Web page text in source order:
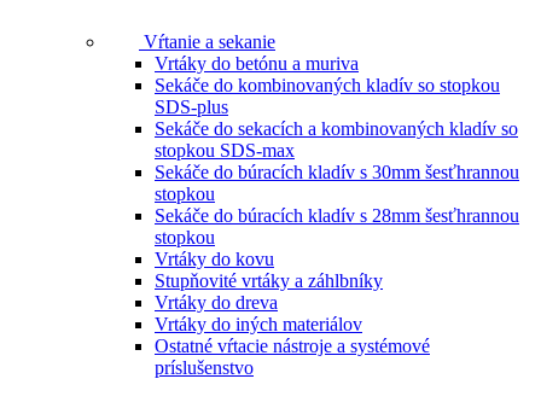
Vŕtanie a sekanie
Vrtáky do betónu a muriva
Sekáče do kombinovaných kladív so stopkou
SDS-plus
Sekáče do sekacích a kombinovaných kladív so
stopkou SDS-max
Sekáče do búracích kladív s 30mm šesťhrannou
stopkou
Sekáče do búracích kladív s 28mm šesťhrannou
stopkou
Vrtáky do kovu
Stupňovité vrtáky a záhlbníky
Vrtáky do dreva
Vrtáky do iných materiálov
Ostatné vŕtacie nástroje a systémové
príslušenstvo